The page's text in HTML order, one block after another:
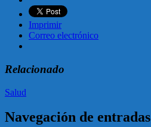
Imprimir
Correo electrónico
Relacionado
Salud
Navegación de entradas